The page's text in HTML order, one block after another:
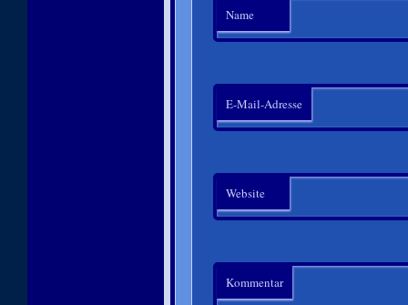
Name
E-Mail-Adresse
Website
Kommentar